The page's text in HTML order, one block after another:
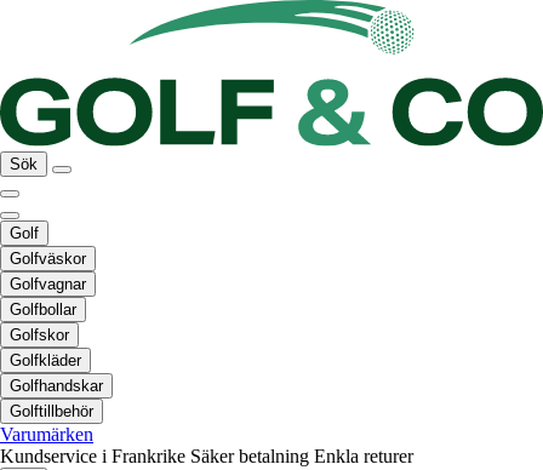
Sök
Golf
Golfväskor
Golfvagnar
Golfbollar
Golfskor
Golfkläder
Golfhandskar
Golftillbehör
Varumärken
Kundservice i Frankrike Säker betalning Enkla returer